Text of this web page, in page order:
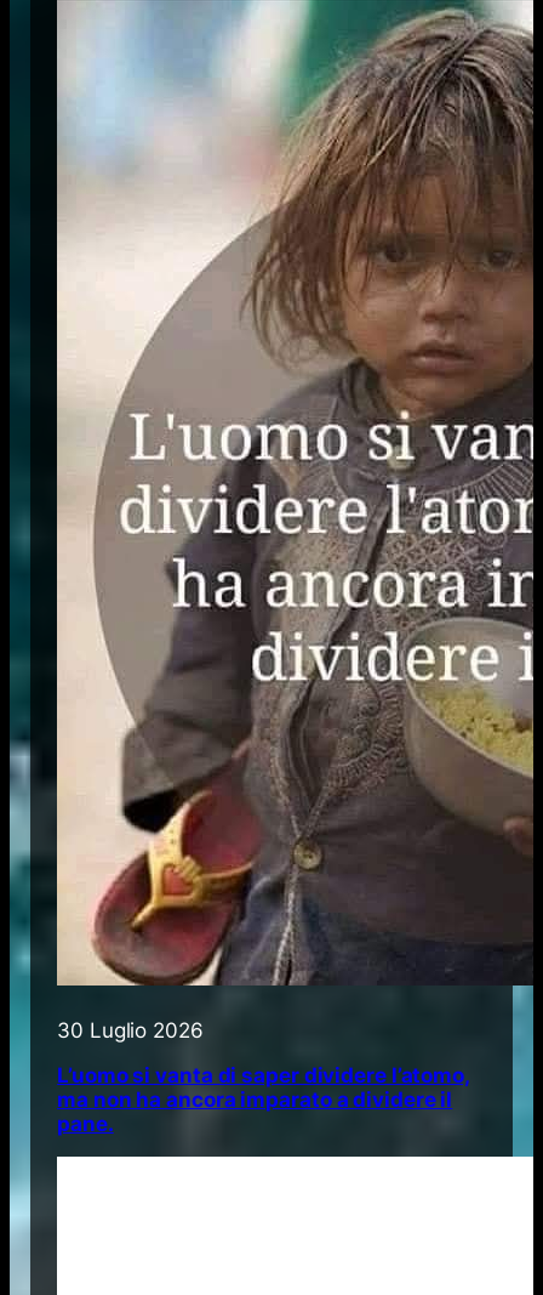
30 Luglio 2026
L’uomo si vanta di saper dividere l’atomo,
ma non ha ancora imparato a dividere il
pane.